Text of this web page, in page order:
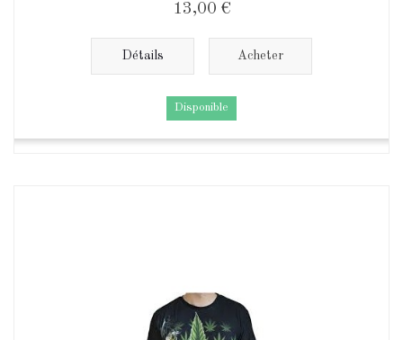
13,00 €
Détails Acheter
Disponible